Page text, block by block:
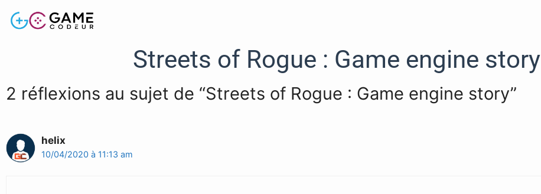
Streets of Rogue : Game engine story
2 réflexions au sujet de “Streets of Rogue : Game engine story”
helix
10/04/2020 à 11:13 am